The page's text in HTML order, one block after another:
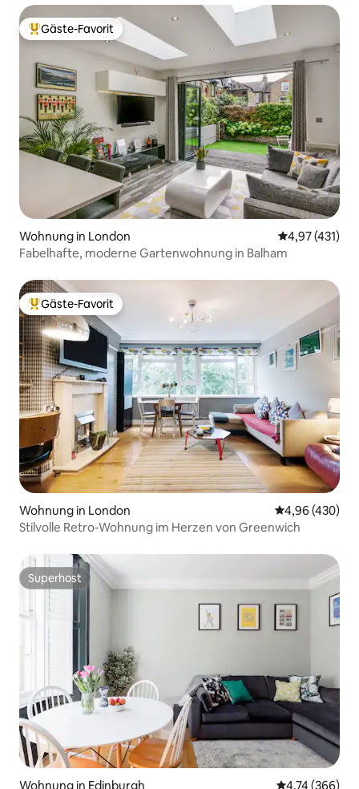
Beliebter Gäste-Favorit.
Gäste-Favorit
Wohnung in London
4,97 (431)
Fabelhafte, moderne Gartenwohnung in Balham
Beliebter Gäste-Favorit.
Gäste-Favorit
Wohnung in London
4,96 (430)
Stilvolle Retro-Wohnung im Herzen von Greenwich
Superhost
Superhost
Wohnung in Edinburgh 4,74 (366)